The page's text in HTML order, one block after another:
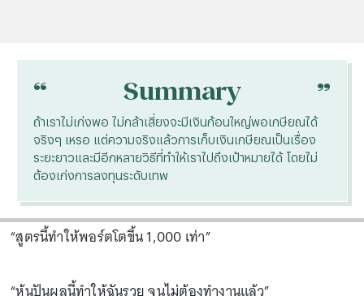
“ Summary “
ถ้าเราไม่เก่งพอ ไม่กล้าเสี่ยงจะมีเงินก้อนใหญ่พอเกษียณได้
จริงๆ เหรอ แต่ความจริงแล้วการเก็บเงินเกษียณเป็นเรื่อง
ระยะยาวและมีอีกหลายวิธีที่ทำให้เราไปถึงเป้าหมายได้ โดยไม่
ต้องเก่งการลงทุนระดับเทพ
“สูตรนี้ทำให้พอร์ตโตขึ้น 1,000 เท่า”
“หุ้นปันผลนี้ทำให้ฉันรวย จนไม่ต้องทำงานแล้ว”